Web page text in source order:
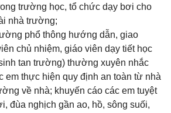
trường học, tổ chức dạy bơi cho
nhà trường;
phổ thông hướng dẫn, giao
chủ nhiệm, giáo viên dạy tiết học
tan trường) thường xuyên nhắc
em thực hiện quy định an toàn từ nhà
về nhà; khuyến cáo các em tuyệt
đùa nghịch gần ao, hồ, sông suối,